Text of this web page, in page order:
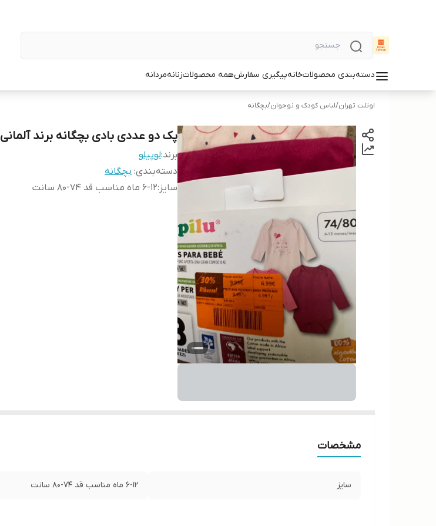
دسته‌بندی محصولاتخانهپیگیری سفارشهمه محصولاتزنانهمردانه
اوتلت تهران/لباس کودک و نوجوان/بچگانه
پک دو عددی بادی بچگانه برند آلمانی lupilu
برند:لوپیلو
دسته‌بندی: بچگانه
سایز :۶-۱۲ ماه مناسب قد ۷۴-۸۰ سانت
مشخصات
سایز ۶-۱۲ ماه مناسب قد ۷۴-۸۰ سانت